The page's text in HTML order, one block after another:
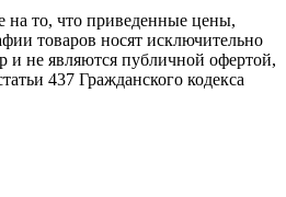
то, что приведенные цены,
товаров носят исключительно
и не являются публичной офертой,
437 Гражданского кодекса